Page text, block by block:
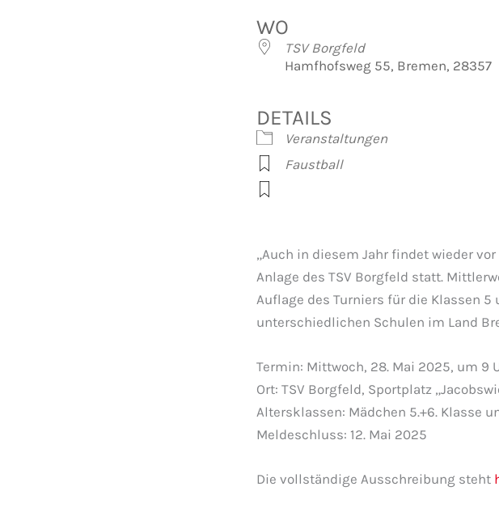
WO
TSV Borgfeld
Hamfhofsweg 55, Bremen, 28357
DETAILS
Veranstaltungen
Faustball
„Auch in diesem Jahr findet wieder
Anlage des TSV Borgfeld statt.
Auflage des Turniers für die Klassen 5
unterschiedlichen Schulen im Land
Termin: Mittwoch, 28. Mai 2025, um 9
Ort: TSV Borgfeld, Sportplatz
Altersklassen: Mädchen 5.+6. Klasse
Meldeschluss: 12. Mai 2025
Die vollständige Ausschreibung steht